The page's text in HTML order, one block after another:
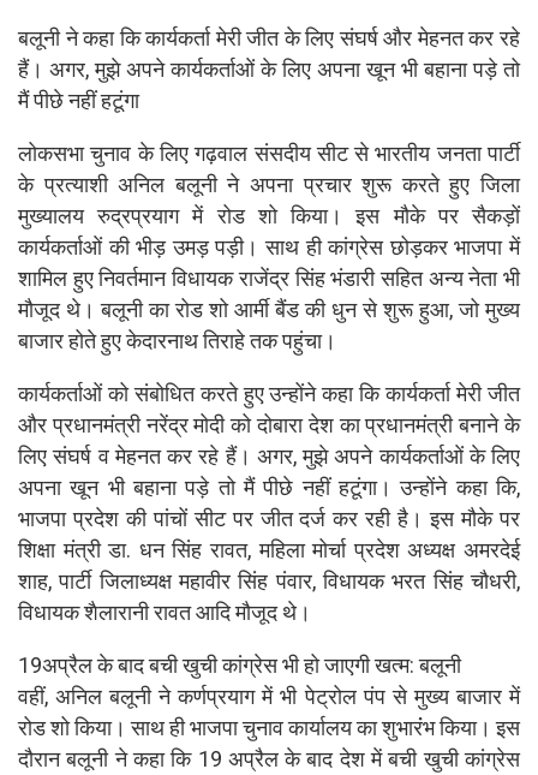
बलूनी ने कहा कि कार्यकर्ता मेरी जीत के लिए संघर्ष और मेहनत कर रहे
हैं। अगर, मुझे अपने कार्यकर्ताओं के लिए अपना खून भी बहाना पड़े तो
मैं पीछे नहीं हटूंगा
लोकसभा चुनाव के लिए गढ़वाल संसदीय सीट से भारतीय जनता पार्टी
के प्रत्याशी अनिल बलूनी ने अपना प्रचार शुरू करते हुए जिला
मुख्यालय रुद्रप्रयाग में रोड शो किया। इस मौके पर सैकड़ों
कार्यकर्ताओं की भीड़ उमड़ पड़ी। साथ ही कांग्रेस छोड़कर भाजपा में
शामिल हुए निवर्तमान विधायक राजेंद्र सिंह भंडारी सहित अन्य नेता भी
मौजूद थे। बलूनी का रोड शो आर्मी बैंड की धुन से शुरू हुआ, जो मुख्य
बाजार होते हुए केदारनाथ तिराहे तक पहुंचा।
कार्यकर्ताओं को संबोधित करते हुए उन्होंने कहा कि कार्यकर्ता मेरी जीत
और प्रधानमंत्री नरेंद्र मोदी को दोबारा देश का प्रधानमंत्री बनाने के
लिए संघर्ष व मेहनत कर रहे हैं। अगर, मुझे अपने कार्यकर्ताओं के लिए
अपना खून भी बहाना पड़े तो मैं पीछे नहीं हटूंगा। उन्होंने कहा कि,
भाजपा प्रदेश की पांचों सीट पर जीत दर्ज कर रही है। इस मौके पर
शिक्षा मंत्री डा. धन सिंह रावत, महिला मोर्चा प्रदेश अध्यक्ष अमरदेई
शाह, पार्टी जिलाध्यक्ष महावीर सिंह पंवार, विधायक भरत सिंह चौधरी,
विधायक शैलारानी रावत आदि मौजूद थे।
19अप्रैल के बाद बची खुची कांग्रेस भी हो जाएगी खत्म: बलूनी
वहीं, अनिल बलूनी ने कर्णप्रयाग में भी पेट्रोल पंप से मुख्य बाजार में
रोड शो किया। साथ ही भाजपा चुनाव कार्यालय का शुभारंंभ किया। इस
दौरान बलूनी ने कहा कि 19 अप्रैल के बाद देश में बची खुची कांग्रेस